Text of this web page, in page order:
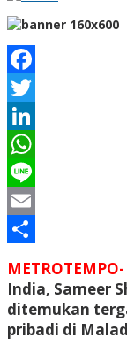
Facebook
Twitter
LinkedIn
WhatsApp
Line
Email
METROTEMPO-
India, Sameer
ditemukan
pribadi di